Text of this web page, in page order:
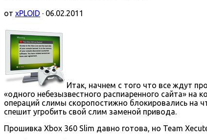
от xPLOID · 06.02.2011
Итак, начнем с того что все ждут
«одного небезызвестного распиаренного сайта»
операций слимы скоропостижно блокировались на
спешит угробить свой слим заменой привода.
Прошивка Xbox 360 Slim давно готова, но Team